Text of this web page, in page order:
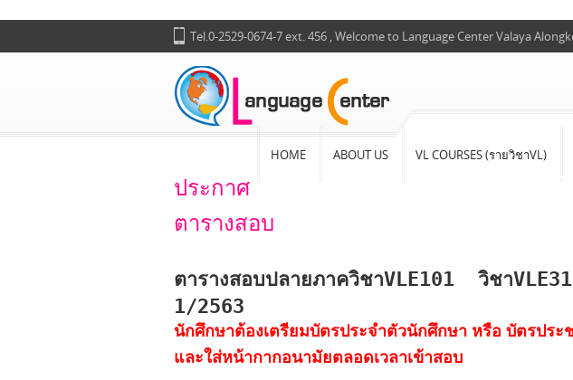
Tel.0-2529-0674-7 ext. 456 , Welcome to Language Center Valaya
HOME ABOUT US VL COURSES (รายวิชาVL)
ประกาศ
ตารางสอบ
ตารางสอบปลายภาควิชาVLE101 วิชา
1/2563
นักศึกษาต้องเตรียมบัตรประจำตัวนักศึกษา หรือ บัตรประ
และใส่หน้ากากอนามัยตลอดเวลาเข้าสอบ